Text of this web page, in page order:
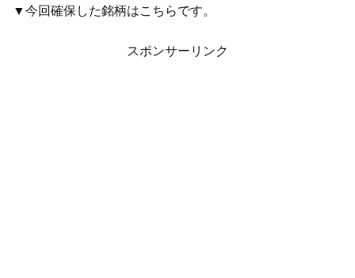
▼今回確保した銘柄はこちらです。
スポンサーリンク